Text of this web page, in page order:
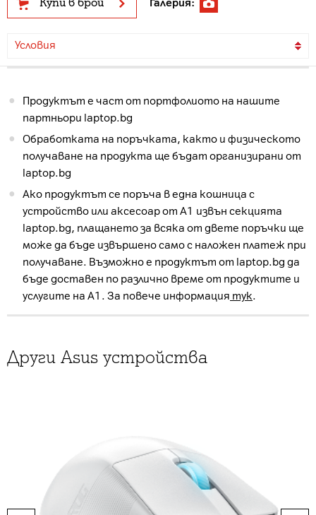
Галерия:
Условия
Продуктът е част от портфолиото на нашите
партньори laptop.bg
Обработката на поръчката, както и физическото
получаване на продукта ще бъдат организирани от
laptop.bg
Ако продуктът се поръча в една кошница с
устройство или аксесоар от А1 извън секцията
laptop.bg, плащането за всяка от двете поръчки ще
може да бъде извършено само с наложен платеж при
получаване. Възможно е продуктът от laptop.bg да
бъде доставен по различно време от продуктите и
услугите на А1. За повече информация тук.
Други Asus устройства